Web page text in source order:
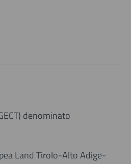
denominato
Land Tirolo-Alto Adige-